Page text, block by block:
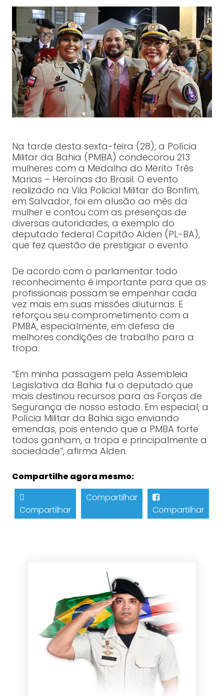
Na tarde desta sexta-feira (28), a Polícia
Militar da Bahia (PMBA) condecorou 213
mulheres com a Medalha do Mérito Três
Marias – Heroínas do Brasil. O evento
realizado na Vila Policial Militar do Bonfim,
em Salvador, foi em alusão ao mês da
mulher e contou com as presenças de
diversas autoridades, a exemplo do
deputado federal Capitão Alden (PL-BA),
que fez questão de prestigiar o evento.
De acordo com o parlamentar todo
reconhecimento é importante para que as
profissionais possam se empenhar cada
vez mais em suas missões diuturnas. E
reforçou seu comprometimento com a
PMBA, especialmente, em defesa de
melhores condições de trabalho para a
tropa.
“Em minha passagem pela Assembleia
Legislativa da Bahia fui o deputado que
mais destinou recursos para as Forças de
Segurança de nosso estado. Em especial, a
Polícia Militar da Bahia sigo enviando
emendas, pois entendo que a PMBA forte
todos ganham, a tropa e principalmente a
sociedade”, afirma Alden.
Compartilhe agora mesmo:
Compartilhar
Compartilhar
Compartilhar